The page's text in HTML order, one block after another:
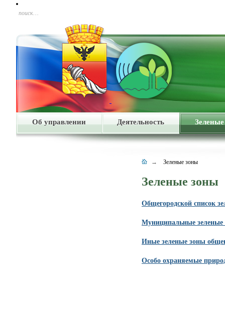
поиск…
Об управлении Деятельность
→ Зеленые зоны
Зеленые зоны
Общегородской список
Муниципальные зеленые
Иные зеленые зоны
Особо охраняемые